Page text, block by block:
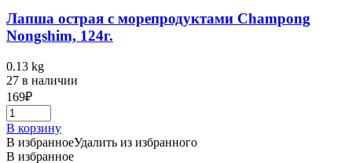
Лапша острая с морепродуктами Champong
Nongshim, 124г.
0.13 kg
27 в наличии
169₽
В корзину
В избранноеУдалить из избранного
В избранное